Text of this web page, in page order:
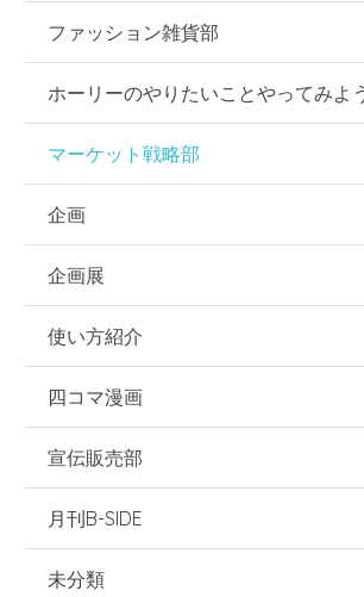
ファッション雑貨部
ホーリーのやりたいことやってみよ
マーケット戦略部
企画
企画展
使い方紹介
四コマ漫画
宣伝販売部
月刊B-SIDE
未分類